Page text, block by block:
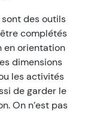
des outils
complétés
en orientation
dimensions
les activités
de garder le
On n’est pas